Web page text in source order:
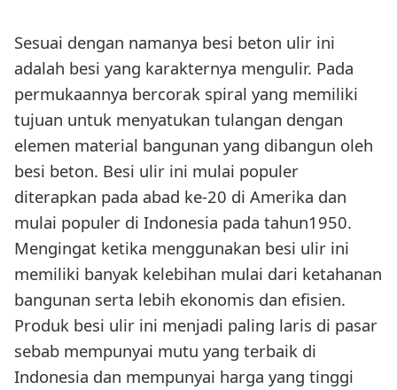
Sesuai dengan namanya besi beton ulir ini
adalah besi yang karakternya mengulir. Pada
permukaannya bercorak spiral yang memiliki
tujuan untuk menyatukan tulangan dengan
elemen material bangunan yang dibangun oleh
besi beton. Besi ulir ini mulai populer
diterapkan pada abad ke-20 di Amerika dan
mulai populer di Indonesia pada tahun1950.
Mengingat ketika menggunakan besi ulir ini
memiliki banyak kelebihan mulai dari ketahanan
bangunan serta lebih ekonomis dan efisien.
Produk besi ulir ini menjadi paling laris di pasar
sebab mempunyai mutu yang terbaik di
Indonesia dan mempunyai harga yang tinggi